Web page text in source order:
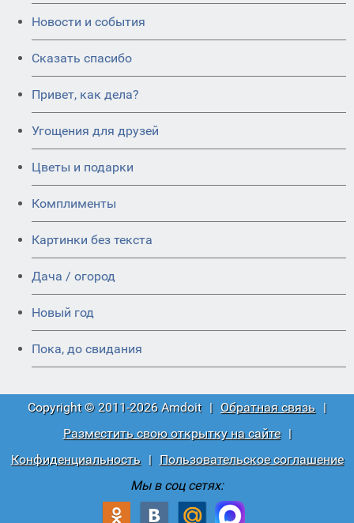
Новости и события
Сказать спасибо
Привет, как дела?
Угощения для друзей
Цветы и подарки
Комплименты
Картинки без текста
Дача / огород
Новый год
Пока, до свидания
Copyright © 2011-2026 Amdoit | Обратная связь |
Разместить свою открытку на сайте
|
Конфиденциальность
|
Пользовательское соглашение
Мы в соц сетях: